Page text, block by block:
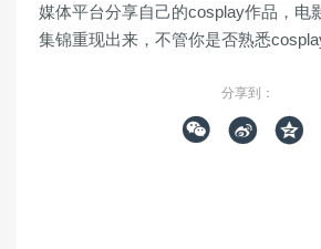
媒体平台分享自己的cosplay作品，电
集锦重现出来，不管你是否熟悉
分享到：
  